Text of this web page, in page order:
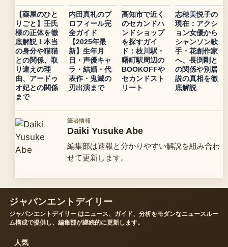
【薬屋のひと
りごと】壬氏
様の正体を徹
底解説！本当
の身分や猫猫
との関係、取
り違えの理
由、アードゥ
オ妃との関係
まで
内田真礼のプ
ロフィール完
全ガイド
【2025年最
新】生年月
日・声優キャ
ラ・結婚・代
表作・鬼滅の
刃出演まで
高知市で近く
のセカンドハ
ンドショップ
を探すガイ
ド：枝川駅・
曙町駅周辺の
BOOKOFFや
セカンドスト
リート
志穂美悦子の
現在：アクシ
ョン女優から
シャンソン歌
手・花創作家
へ、長渕剛と
の関係や別居
説の真相を徹
底解説
筆者情報
Daiki Yusuke Abe
編集部は速報と分かりやすい解説を組み合わ
せて更新します。
ジャパンエントデイリー
ジャパンエントデイリー はニュース、ガイド、分析をモダンなニュースルー
ム構成で提供し、編集部が継続的に更新します。
人気